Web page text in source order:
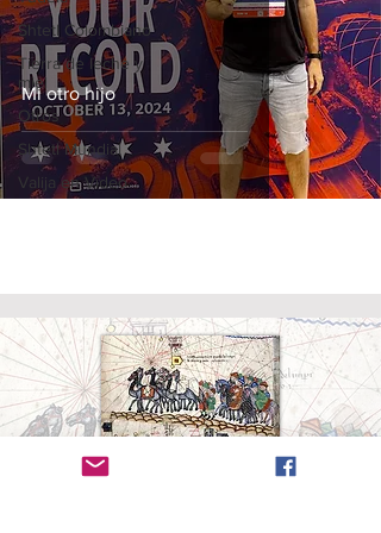
Shtetl Colombiano
Tierra de leche y
miel
Otros
Shtetl Mundial
Valija en Vídeo
Mi otro hijo